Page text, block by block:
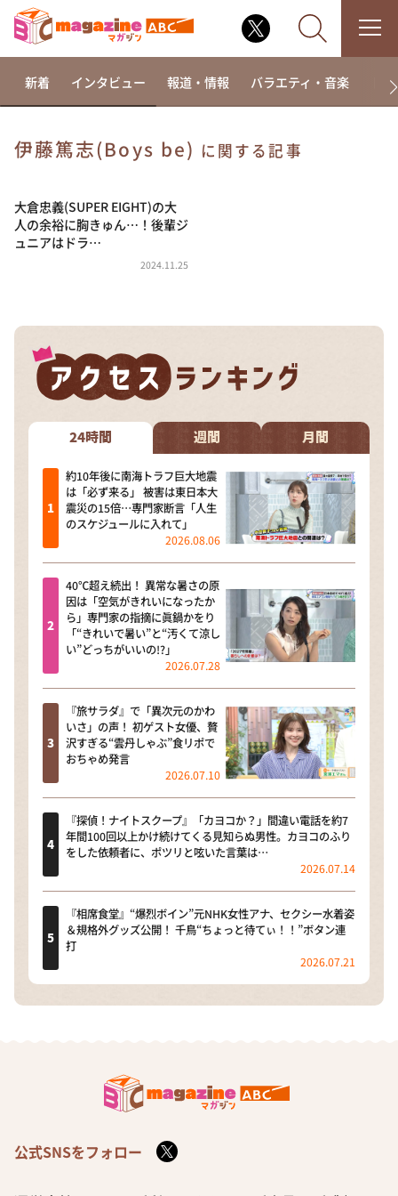
相席食堂
これ余談なんですけど・・・
～人生密着トークバラエティ！～ やすとものいたっ
河合＆A.B.C-Z塚田×福井アナ「なんでやねん！？」
（news おかえり）
DAIGOも台所 ～きょうの献立 何にする？～
本日はダイアンなり！シーズン２
朝だ！生です旅サラダ
教えて！ニュースライブ 正義のミカタ
ＬＩＦＥ～夢のカタチ～
新婚さんいらっしゃい！
ポツンと一軒家
ザキ山小屋本館
ぺこぱのまるスポ
新着 インタビュー 報道・情報 バラエティ・音楽 ド
伊藤篤志(Boys be) に関する記事
大倉忠義(SUPER EIGHT)の大
人の余裕に胸きゅん…！後輩ジ
ュニアはドラ…
2024.11.25
24時間 週間 月間
約10年後に南海トラフ巨大地震
は「必ず来る」 被害は東日本大
震災の15倍…専門家断言「人生
のスケジュールに入れて」
2026.08.06
40℃超え続出！ 異常な暑さの原
因は「空気がきれいになったか
ら」専門家の指摘に眞鍋かをり
「“きれいで暑い”と“汚くて涼し
い”どっちがいいの!?」
2026.07.28
『旅サラダ』で「異次元のかわ
いさ」の声！ 初ゲスト女優、贅
沢すぎる“雲丹しゃぶ”食リポで
おちゃめ発言
2026.07.10
『探偵！ナイトスクープ』「カヨコか？」間違い電話を約7
年間100回以上かけ続けてくる見知らぬ男性。カヨコのふり
をした依頼者に、ポツリと呟いた言葉は…
2026.07.14
『相席食堂』“爆烈ボイン”元NHK女性アナ、セクシー水着姿
＆規格外グッズ公開！ 千鳥“ちょっと待てぃ！！”ボタン連
打
2026.07.21
公式SNSをフォロー